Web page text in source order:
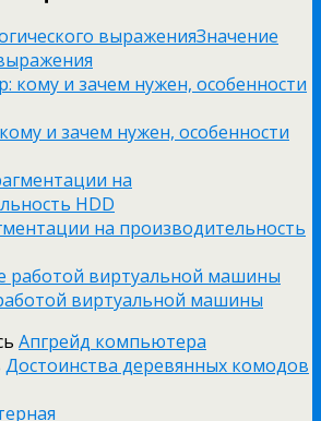
Значение
и зачем нужен, особенности
на производительность
виртуальной машины
Апгрейд компьютера
Достоинства деревянных комодов